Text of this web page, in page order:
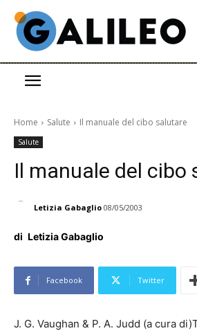
Home Salute Il manuale del cibo salutare
Salute
Il manuale del cibo
Letizia Gabaglio 08/05/2003
di Letizia Gabaglio
Facebook Twitter
J. G. Vaughan & P. A. Judd (a cura